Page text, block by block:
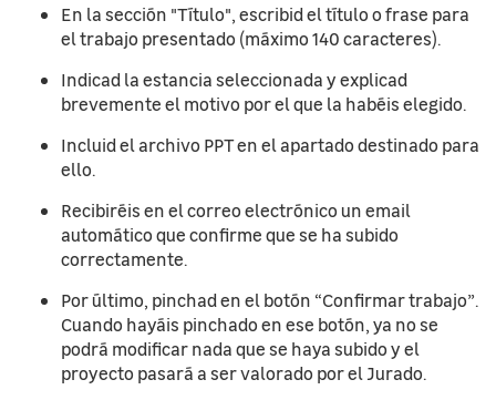
En la sección "Título", escribid el título o frase para
el trabajo presentado (máximo 140 caracteres).
Indicad la estancia seleccionada y explicad
brevemente el motivo por el que la habéis elegido.
Incluid el archivo PPT en el apartado destinado para
ello.
Recibiréis en el correo electrónico un email
automático que confirme que se ha subido
correctamente.
Por último, pinchad en el botón “Confirmar trabajo”.
Cuando hayáis pinchado en ese botón, ya no se
podrá modificar nada que se haya subido y el
proyecto pasará a ser valorado por el Jurado.